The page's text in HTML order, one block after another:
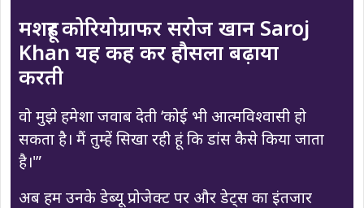
मशहूर कोरियोग्राफर सरोज खान Saroj
Khan यह कह कर हौसला बढ़ाया
करती
वो मुझे हमेशा जवाब देती ‘कोई भी आत्मविश्वासी हो
सकता है। मैं तुम्हें सिखा रही हूं कि डांस कैसे किया जाता
है।'”
अब हम उनके डेब्यू प्रोजेक्ट पर और डेट्स का इंतजार